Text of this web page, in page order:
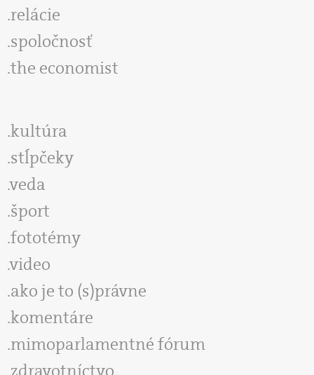
relácie
spoločnosť
the economist
kultúra
stĺpčeky
veda
šport
fototémy
video
ako je to (s)právne
komentáre
mimoparlamentné fórum